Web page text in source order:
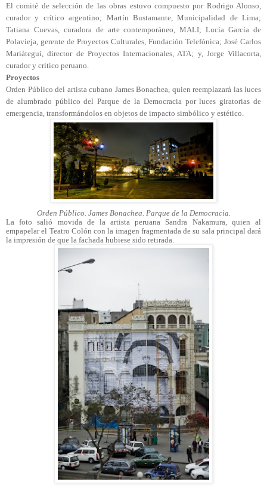
El comité de selección de las obras estuvo compuesto por Rodrigo Alonso,
curador y crítico argentino; Martín Bustamante, Municipalidad de Lima;
Tatiana Cuevas, curadora de arte contemporáneo, MALI; Lucía García de
Polavieja, gerente de Proyectos Culturales, Fundación Telefónica; José Carlos
Mariátegui, director de Proyectos Internacionales, ATA; y, Jorge Villacorta,
curador y crítico peruano.
Proyectos
Orden Público del artista cubano James Bonachea, quien reemplazará las luces
de alumbrado público del Parque de la Democracia por luces giratorias de
emergencia, transformándolos en objetos de impacto simbólico y estético.
Orden Público. James Bonachea. Parque de la Democracia.
La foto salió movida de la artista peruana Sandra Nakamura, quien al
empapelar el Teatro Colón con la imagen fragmentada de su sala principal dará
la impresión de que la fachada hubiese sido retirada.